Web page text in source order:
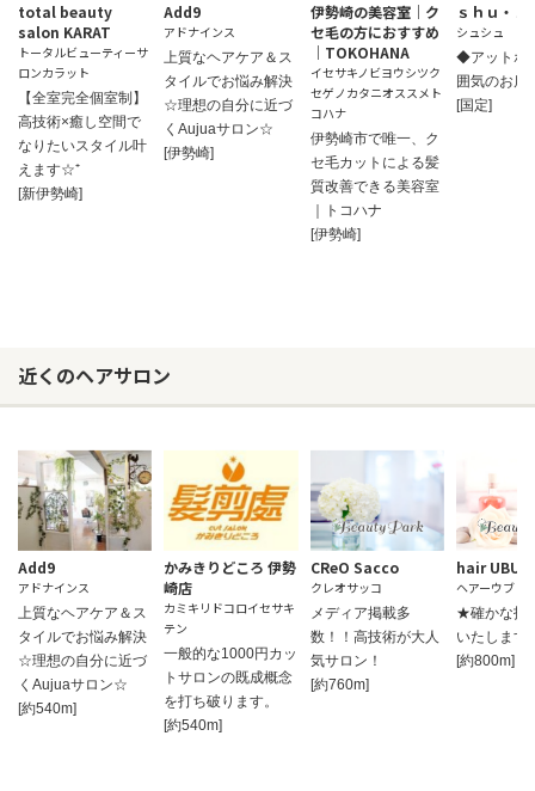
total beauty
salon KARAT
トータルビューティーサ
ロンカラット
【全室完全個室制】
高技術×癒し空間で
なりたいスタイル叶
えます☆⁺
[新伊勢崎]
Add9
アドナインス
上質なヘアケア＆ス
タイルでお悩み解決
☆理想の自分に近づ
くAujuaサロン☆
[伊勢崎]
伊勢崎の美容室｜ク
セ毛の方におすすめ
｜TOKOHANA
イセサキノビヨウシツク
セゲノカタニオススメト
コハナ
伊勢崎市で唯一、ク
セ毛カットによる髪
質改善できる美容室
｜トコハナ
[伊勢崎]
ｓｈｕ・ｓ
シュシュ
◆アットホ
囲気のお
[国定]
近くのヘアサロン
Add9
アドナインス
上質なヘアケア＆ス
タイルでお悩み解決
☆理想の自分に近づ
くAujuaサロン☆
[約540m]
かみきりどころ 伊勢
崎店
カミキリドコロイセサキ
テン
一般的な1000円カッ
トサロンの既成概念
を打ち破ります。
[約540m]
CReO Sacco
クレオサッコ
メディア掲載多
数！！高技術が大人
気サロン！
[約760m]
hair UBU
ヘアーウブ
★確かな技
いたしま
[約800m]